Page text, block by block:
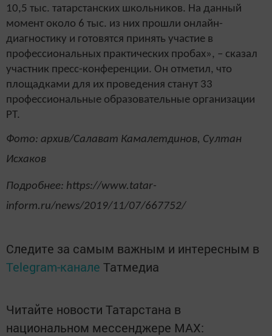
10,5 тыс. татарстанских школьников. На данный
момент около 6 тыс. из них прошли онлайн-
диагностику и готовятся принять участие в
профессиональных практических пробах», – сказал
участник пресс-конференции. Он отметил, что
площадками для их проведения станут 33
профессиональные образовательные организации
РТ.
Фото: архив/Салават Камалетдинов, Султан
Исхаков
Подробнее: https://www.tatar-
inform.ru/news/2019/11/07/667752/
Следите за самым важным и интересным в
Telegram-канале Татмедиа
Читайте новости Татарстана в
национальном мессенджере MАХ: